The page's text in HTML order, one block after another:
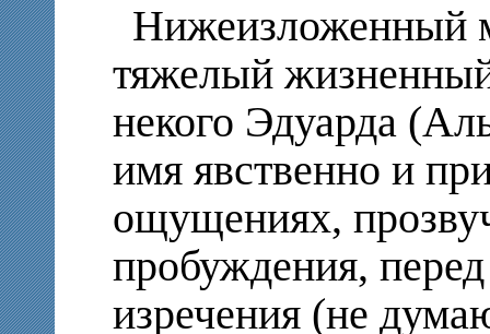
Нижеизложенный
тяжелый
некого Эдуарда
имя явственно и
ощущениях,
пробуждения,
изречения (не